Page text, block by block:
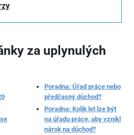
za uplynulých
Poradna: Úřad práce nebo
předčasný důchod?
Poradna: Kolik let lze být
na úřadu práce, aby vznikl
nárok na důchod?